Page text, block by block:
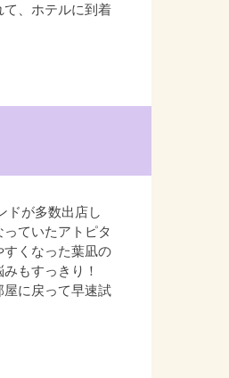
、ホテルに到着
ドが多数出店し
ていたアトピタ
くなった葉凪の
みもすっきり！
に戻って早速試